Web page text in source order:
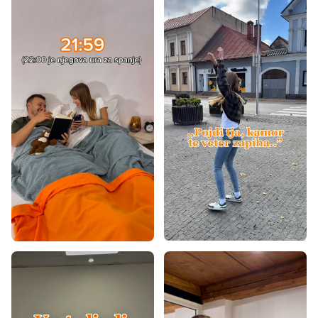
Vzmetnice za nastavljivo posteljno dno
Vzmetnice za sedenje
Vzmetnice za divan
Klinaste vzmetnice
Vzmetnice za starejše